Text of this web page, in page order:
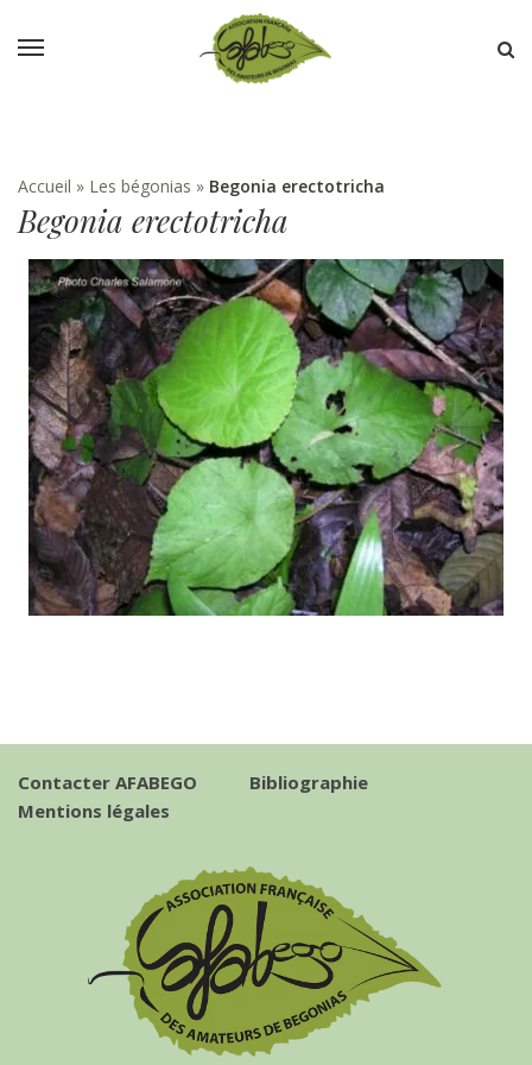
Accueil » Les bégonias » Begonia erectotricha
Begonia erectotricha
Contacter AFABEGO
Bibliographie
Mentions légales